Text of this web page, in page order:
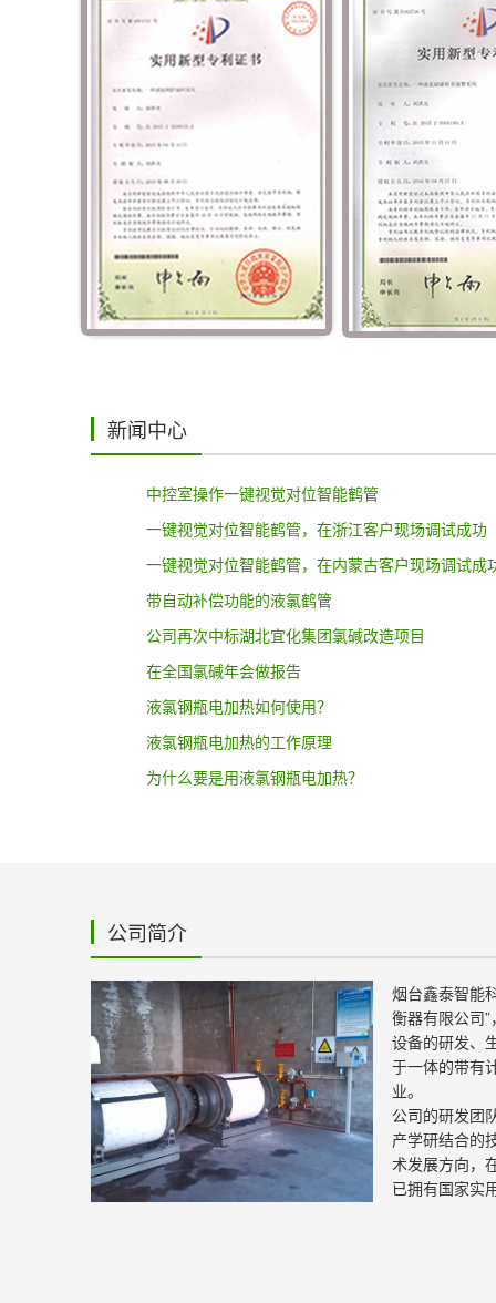
新闻中心
中控室操作一键视觉对位智能鹤管
一键视觉对位智能鹤管，在浙江客户现场调试成功
一键视觉对位智能鹤管，在内蒙古客户现场调试成
带自动补偿功能的液氯鹤管
公司再次中标湖北宜化集团氯碱改造项目
在全国氯碱年会做报告
液氯钢瓶电加热如何使用？
液氯钢瓶电加热的工作原理
为什么要是用液氯钢瓶电加热？
公司简介
烟台鑫泰智能
衡器有限公司
设备的研发、
于一体的带有
业。
公司的研发团
产学研结合的
术发展方向，
已拥有国家实